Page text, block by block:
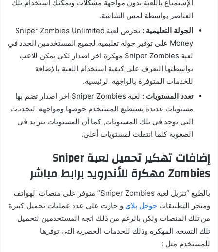
الإستمتاع باللعبة بدون مواجهة مشكلات ويمكنك استخدام تلك
العناصر بواسطة لمس الشاشة.
الجولة التعليمية :
تحرص لعبة Sniper Zombies Unlimited
Money على توفير جولة تعليمية لجميع المستخدمين الجدد في
لعبة Sniper Zombies مهكرة اخر اصدار لكي يمكن للاعب
بواسطتها التعرف على كيفية استخدام اللعبة بالإضافة
للخدمات المتوفرة بالواجهة الرئيسية.
تعدد المستويات :
لعبة Sniper Zombies اخر اصدار تضم بها
مستويات عديدة يستطيع المستخدم خوضها ومواجهة التحديات
التي توجد في تلك المستويات, كما أن المستويات تتزايد في
الصعوبة كلما انتقلت لمستويات أعلى.
إضافات تهكير تحميل لعبة Sniper
Zombies مهكرة للأندرويد برابط مباشر
بالطبع “تنزيل لعبة Sniper Zombies” متوفر على منصات الهواتف
ومتجر التطبيقات جوجل بلاي و حازت على عدد عمليات تحميل كبيرة
من تلك المنصات ولكن بالرغم من ذلك اتجه المستخدمين لتحميل
تلك النسخة المهكرة وذلك للخدمات الحصرية التي توفرها
للمستخدم مثل :